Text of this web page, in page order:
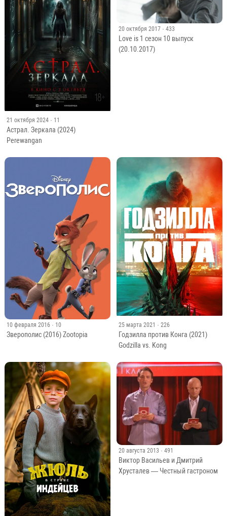
21 октября 2024 · 11
Астрал. Зеркала (2024)
Perewangan
20 октября 2017 · 433
Love is 1 сезон 10 выпуск
(20.10.2017)
10 февраля 2016 · 10
Зверополис (2016) Zootopia
25 марта 2021 · 226
Годзилла против Конга (2021)
Godzilla vs. Kong
20 августа 2013 · 491
Виктор Васильев и Дмитрий
Хрусталев — Честный гастроном